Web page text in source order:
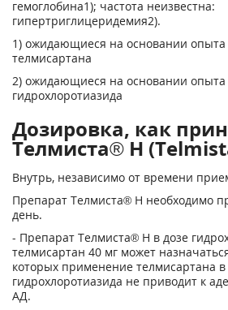
гемоглобина1); частота неизвестна:
гипертриглицеридемия2).
1) ожидающиеся на основании
телмисартана
2) ожидающиеся на основании
гидрохлоротиазида
Дозировка, как
Телмиста® Н
Внутрь, независимо от времени
Препарат Телмиста® Н необходимо
день.
- Препарат Телмиста® Н в дозе
телмисартан 40 мг может
которых применение телмисартана в
гидрохлоротиазида не приводит к
АД.